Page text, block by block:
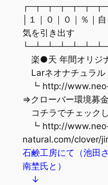
│１｜０｜０｜％｜
気を引き出す
楽●天 年間オリジ
Larネオナチュラル
┗ http://
⇒クローバー環境募
コチラでチェック
┗ http://
natural.com/clover/
石鹸工房にて（池
南埜氏と）
↓